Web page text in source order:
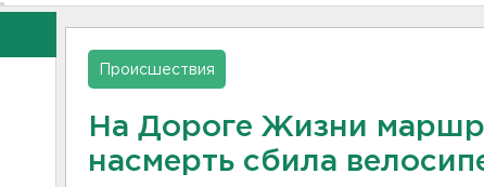
Происшествия
На Дороге Жизни
насмерть сбила